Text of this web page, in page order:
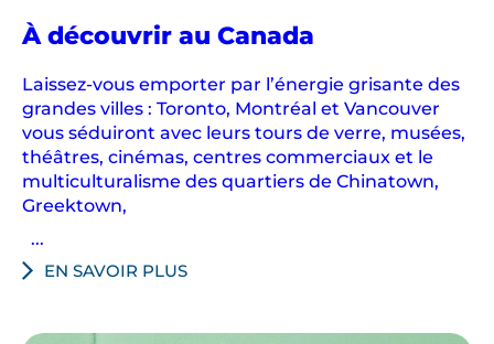
À découvrir au Canada
Laissez-vous emporter par l’énergie grisante des
grandes villes : Toronto, Montréal et Vancouver
vous séduiront avec leurs tours de verre, musées,
théâtres, cinémas, centres commerciaux et le
multiculturalisme des quartiers de Chinatown,
Greektown,
...
EN SAVOIR PLUS